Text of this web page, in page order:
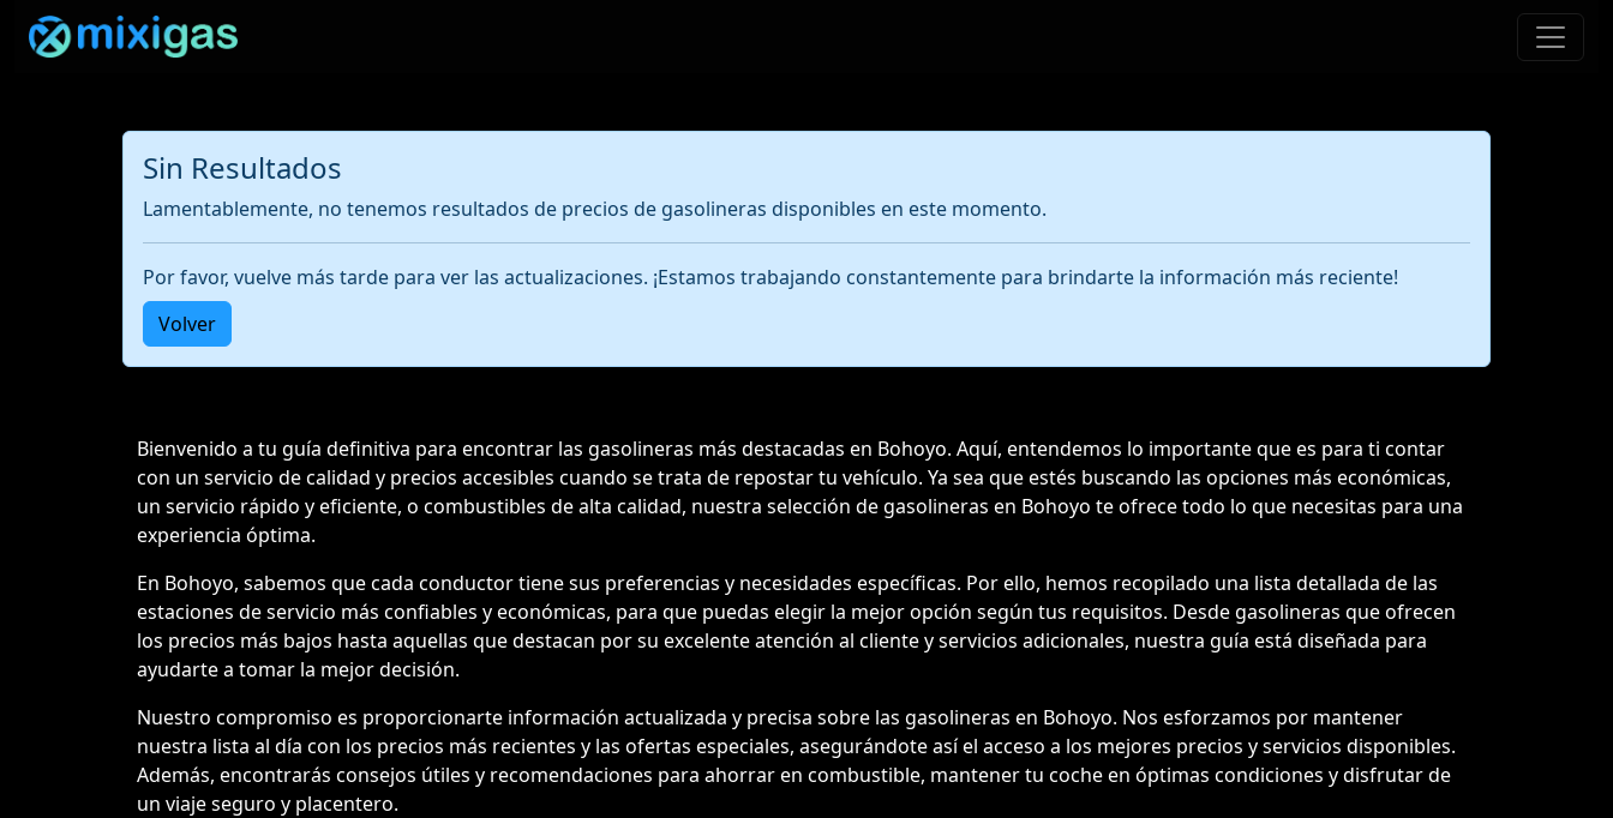
Sin Resultados
Lamentablemente, no tenemos resultados de precios de gasolineras disponibles en este momento.
Por favor, vuelve más tarde para ver las actualizaciones. ¡Estamos trabajando constantemente para brindarte la información más reciente!
Volver
Bienvenido a tu guía definitiva para encontrar las gasolineras más destacadas en Bohoyo. Aquí, entendemos lo importante que es para ti contar
con un servicio de calidad y precios accesibles cuando se trata de repostar tu vehículo. Ya sea que estés buscando las opciones más económicas,
un servicio rápido y eficiente, o combustibles de alta calidad, nuestra selección de gasolineras en Bohoyo te ofrece todo lo que necesitas para una
experiencia óptima.
En Bohoyo, sabemos que cada conductor tiene sus preferencias y necesidades específicas. Por ello, hemos recopilado una lista detallada de las
estaciones de servicio más confiables y económicas, para que puedas elegir la mejor opción según tus requisitos. Desde gasolineras que ofrecen
los precios más bajos hasta aquellas que destacan por su excelente atención al cliente y servicios adicionales, nuestra guía está diseñada para
ayudarte a tomar la mejor decisión.
Nuestro compromiso es proporcionarte información actualizada y precisa sobre las gasolineras en Bohoyo. Nos esforzamos por mantener
nuestra lista al día con los precios más recientes y las ofertas especiales, asegurándote así el acceso a los mejores precios y servicios disponibles.
Además, encontrarás consejos útiles y recomendaciones para ahorrar en combustible, mantener tu coche en óptimas condiciones y disfrutar de
un viaje seguro y placentero.